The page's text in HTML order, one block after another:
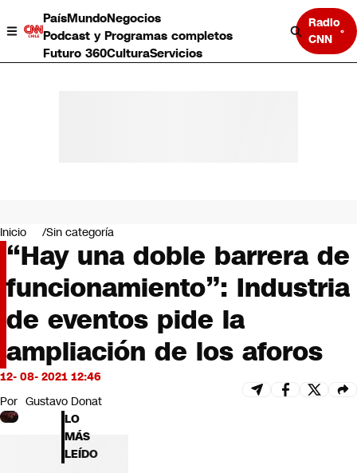
PaísMundoNegocios
Podcast y Programas completos
Futuro 360CulturaServicios
Radio
CNN
Negocios
Deportes
Programas completos
Cultura
Servicios
Bits
CNN tiempo
Futuro 360
Inicio Sin categoría
“Hay una doble barrera de
funcionamiento”: Industria
de eventos pide la
ampliación de los aforos
12- 08- 2021 12:46
Por Gustavo Donat
LO
MÁS
LEÍDO